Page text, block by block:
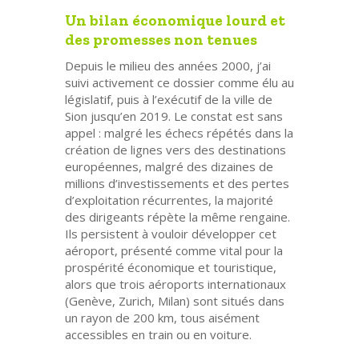
Un bilan économique lourd et
des promesses non tenues
Depuis le milieu des années 2000, j’ai
suivi activement ce dossier comme élu au
législatif, puis à l’exécutif de la ville de
Sion jusqu’en 2019. Le constat est sans
appel : malgré les échecs répétés dans la
création de lignes vers des destinations
européennes, malgré des dizaines de
millions d’investissements et des pertes
d’exploitation récurrentes, la majorité
des dirigeants répète la même rengaine.
Ils persistent à vouloir développer cet
aéroport, présenté comme vital pour la
prospérité économique et touristique,
alors que trois aéroports internationaux
(Genève, Zurich, Milan) sont situés dans
un rayon de 200 km, tous aisément
accessibles en train ou en voiture.